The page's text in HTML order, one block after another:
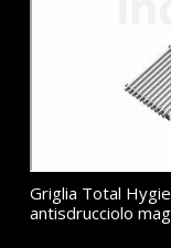
Griglia Total
antisdrucciolo